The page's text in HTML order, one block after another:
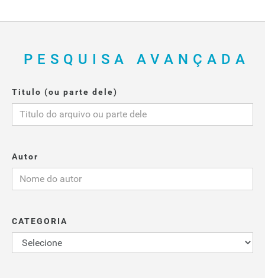
PESQUISA AVANÇADA
Titulo (ou parte dele)
Autor
CATEGORIA